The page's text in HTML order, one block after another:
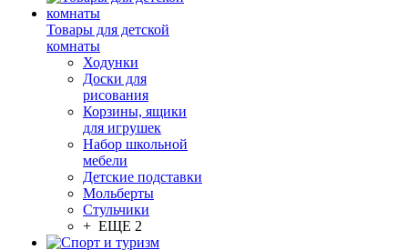
Товары для детской
комнаты
Ходунки
Доски для
рисования
Корзины, ящики
для игрушек
Набор школьной
мебели
Детские подставки
Мольберты
Стульчики
+ ЕЩЕ 2